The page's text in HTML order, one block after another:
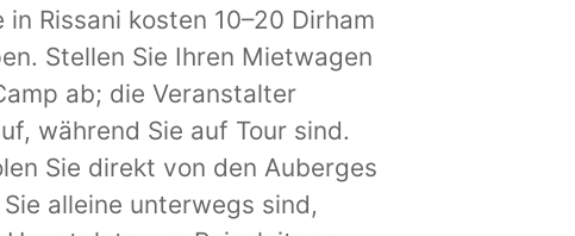
Rissani kosten 10–20 Dirham
Stellen Sie Ihren Mietwagen
ab; die Veranstalter
während Sie auf Tour sind.
Sie direkt von den Auberges
alleine unterwegs sind,